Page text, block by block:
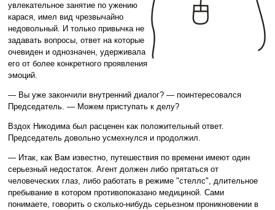
увлекательное занятие по ужению
карася, имел вид чрезвычайно
недовольный. И только привычка не
задавать вопросы, ответ на которые
очевиден и однозначен, удерживала
его от более конкретного проявления
эмоций.
— Вы уже закончили внутренний диалог? — поинтересовался
Председатель. — Можем приступать к делу?
Вздох Никодима был расценен как положительный ответ.
Председатель довольно усмехнулся и продолжил.
— Итак, как Вам известно, путешествия по времени имеют один
серьезный недостаток. Агент должен либо прятаться от
человеческих глаз, либо работать в режиме "стеллс", длительное
пребывание в котором противопоказано медициной. Сами
понимаете, говорить о сколько-нибудь серьезном проникновении в